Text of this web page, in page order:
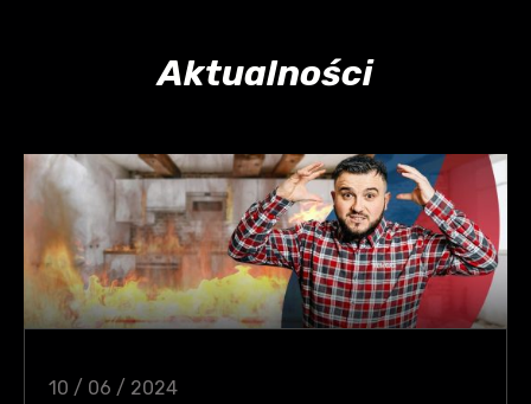
Aktualności
10 / 06 / 2024